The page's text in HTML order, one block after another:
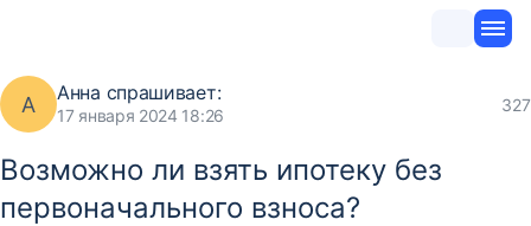
А Анна спрашивает:
17 января 2024 18:26
327
Возможно ли взять ипотеку без
первоначального взноса?